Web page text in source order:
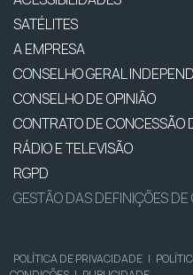
SATÉLITES
A EMPRESA
CONSELHO GERAL
CONSELHO DE OPINIÃO
CONTRATO DE CONCESSÃO
RÁDIO E TELEVISÃO
RGPD
GESTÃO DAS DEFINIÇÕES DE
POLÍTICA DE PRIVACIDADE |